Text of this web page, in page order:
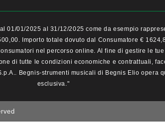
01/2025 al 31/12/2025 come da esempio
Importo totale dovuto dal Consumatore €
nel percorso online. Al fine di gestire le
di tutte le condizioni economiche e contrattuali,
Begnis-strumenti musicali di Begnis Elio opera
esclusiva."